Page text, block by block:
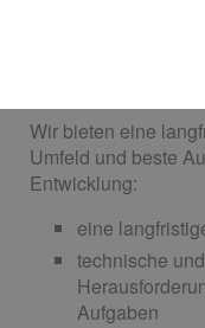
Wir bieten eine
Umfeld und beste
Entwicklung:
eine
technische
Aufgaben